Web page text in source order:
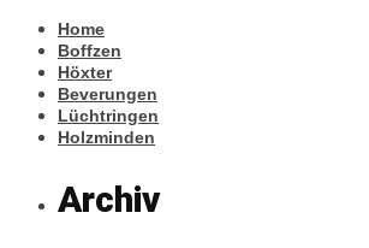
Home
Boffzen
Höxter
Beverungen
Lüchtringen
Holzminden
Archiv